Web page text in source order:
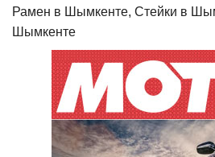
Рамен в Шымкенте, Стейки в
Шымкенте